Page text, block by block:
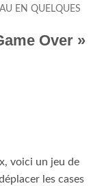
EN QUELQUES
Over »
voici un jeu de
les cases